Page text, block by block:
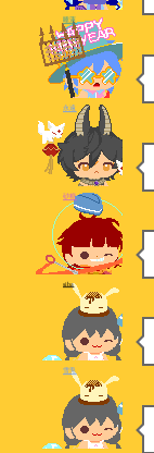
睡蓮
永遠
砂糖
siba
雪兎